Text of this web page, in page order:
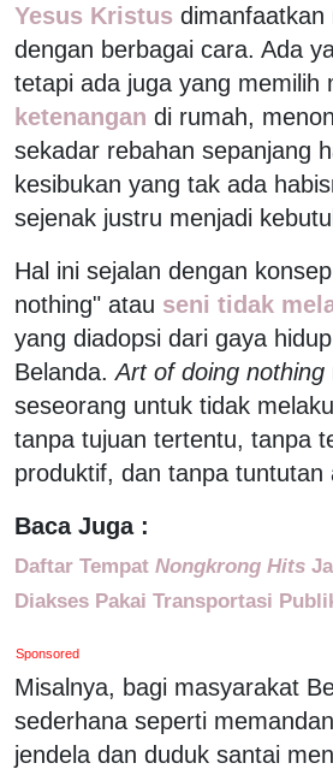
Yesus Kristus dimanfaatkan
dengan berbagai cara. Ada
tetapi ada juga yang memilih
ketenangan di rumah,
sekadar rebahan sepanjang
kesibukan yang tak ada
sejenak justru menjadi
Hal ini sejalan dengan
nothing" atau seni tidak
yang diadopsi dari gaya hidup
Belanda.Art of doing nothing
seseorang untuk tidak
tanpa tujuan tertentu, tanpa
produktif, dan tanpa tuntutan
Baca Juga :
Daftar Tempat Nongkrong Hits
Diakses Pakai Transportasi
Sponsored
Misalnya, bagi masyarakat
sederhana seperti
jendela dan duduk santai